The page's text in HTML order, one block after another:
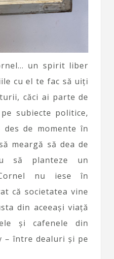
un spirit liber
cu el te fac să uiți
căci ai parte de
subiecte politice,
de momente în
meargă să dea de
să planteze un
nu iese în
că societatea vine
din aceeași viață
și cafenele din
– între dealuri și pe